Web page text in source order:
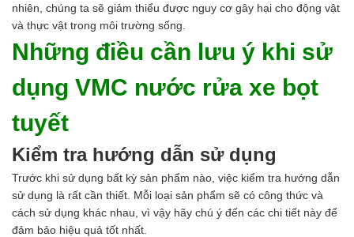
nhiên, chúng ta sẽ giảm thiểu được nguy cơ gây hại cho động vật
và thực vật trong môi trường sống.
Những điều cần lưu ý khi sử
dụng VMC nước rửa xe bọt
tuyết
Kiểm tra hướng dẫn sử dụng
Trước khi sử dụng bất kỳ sản phẩm nào, việc kiểm tra hướng dẫn
sử dụng là rất cần thiết. Mỗi loại sản phẩm sẽ có công thức và
cách sử dụng khác nhau, vì vậy hãy chú ý đến các chi tiết này để
đảm bảo hiệu quả tốt nhất.